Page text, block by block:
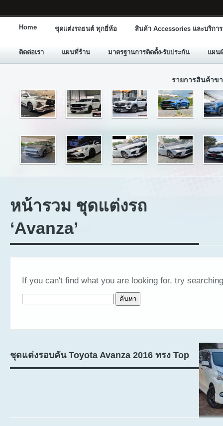
Home ชุดแต่งรถยนต์ ทุกยี่ห้อ สินค้า Accessories และบริการ
ติดต่อเรา แผนที่ร้าน มาตรฐานการติดตั้ง-รับประกัน แผน
รายการสินค้าข
หน้ารวม ชุดแต่งรถ
‘Avanza’
If you can't find what you are looking for, try
ชุดแต่งรอบคัน Toyota Avanza 2016 ทรง Top